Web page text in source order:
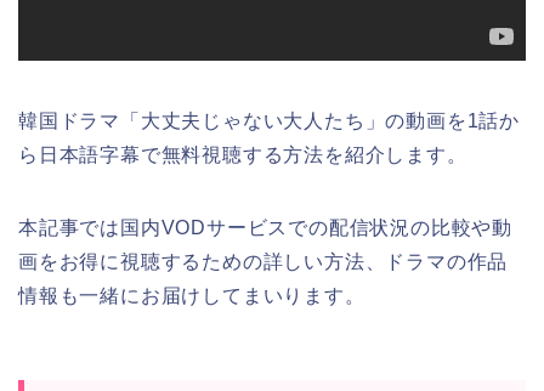
韓国ドラマ「大丈夫じゃない大人たち」の動画を1話か
ら日本語字幕で無料視聴する方法を紹介します。
本記事では国内VODサービスでの配信状況の比較や動
画をお得に視聴するための詳しい方法、ドラマの作品
情報も一緒にお届けしてまいります。